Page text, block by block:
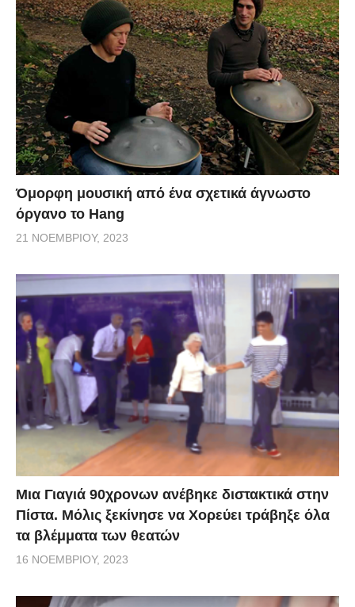
Όμορφη μουσική από ένα σχετικά άγνωστο
όργανο το Hang
21 ΝΟΕΜΒΡΊΟΥ, 2023
Μια Γιαγιά 90χρονων ανέβηκε διστακτικά στην
Πίστα. Μόλις ξεκίνησε να Χορεύει τράβηξε όλα
τα βλέμματα των θεατών
16 ΝΟΕΜΒΡΊΟΥ, 2023